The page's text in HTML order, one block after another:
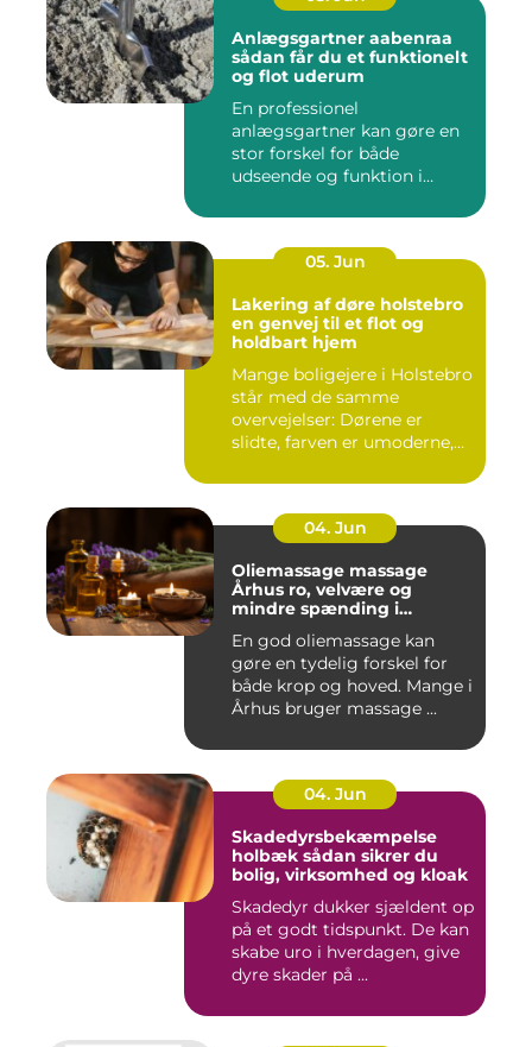
Anlægsgartner aabenraa
sådan får du et funktionelt
og flot uderum
En professionel
anlægsgartner kan gøre en
stor forskel for både
udseende og funktion i
05. Jun
Lakering af døre holstebro
en genvej til et flot og
holdbart hjem
Mange boligejere i Holstebro
står med de samme
overvejelser: Dørene er
slidte, farven er umoderne,
04. Jun
Oliemassage massage
Århus ro, velvære og
mindre spænding i
En god oliemassage kan
gøre en tydelig forskel for
både krop og hoved. Mange i
Århus bruger massage ...
04. Jun
Skadedyrsbekæmpelse
holbæk sådan sikrer du
bolig, virksomhed og kloak
Skadedyr dukker sjældent op
på et godt tidspunkt. De kan
skabe uro i hverdagen, give
dyre skader på ...